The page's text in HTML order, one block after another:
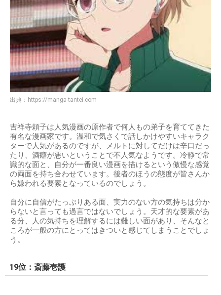
出典： https://manga-tantei.com
吉祥寺頼子は人気漫画の原作者で何人もの弟子を育ててきた
有名な漫画家です。温和で気さくで話しかけやすいキャラク
ターで人気があるのですが、メルトに対してだけは辛口だっ
たり、酒癖が悪いということで不人気なようです。冷静で常
識的な面と、自分が一番良い漫画を描けるという傲慢な感覚
の両面を持ち合わせています。後者のほうの態度が皆さんか
ら嫌われる要素となっているのでしょう。
自分に自信がたっぷりある面、実力のない方の気持ちは分か
らないと言っても過言ではないでしょう。天才的な要素があ
る分、人の気持ちを理解するには難しい面があり、そんなと
ころが一般の方にとってはきついと感じてしまうことでしょ
う。
19位：斎藤壱護